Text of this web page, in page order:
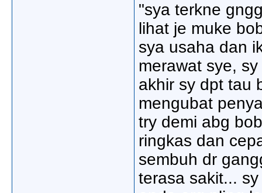
"sya terkne
lihat je muke
sya usaha dan
merawat sye,
akhir sy dpt tau
mengubat
try demi abg
ringkas dan
sembuh dr
terasa sakit...